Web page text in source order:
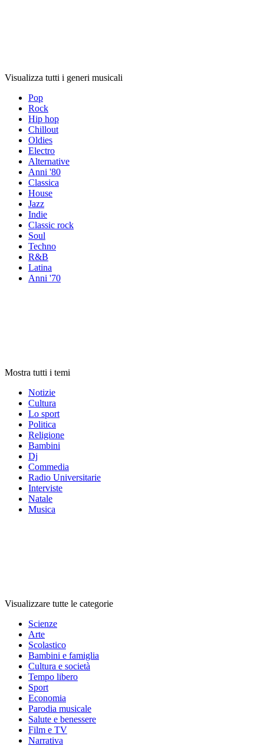
Visualizza tutti i generi musicali
Pop
Rock
Hip hop
Chillout
Oldies
Electro
Alternative
Anni '80
Classica
House
Jazz
Indie
Classic rock
Soul
Techno
R&B
Latina
Anni '70
Mostra tutti i temi
Notizie
Cultura
Lo sport
Politica
Religione
Bambini
Dj
Commedia
Radio Universitarie
Interviste
Natale
Musica
Visualizzare tutte le categorie
Scienze
Arte
Scolastico
Bambini e famiglia
Cultura e società
Tempo libero
Sport
Economia
Parodia musicale
Salute e benessere
Film e TV
Narrativa